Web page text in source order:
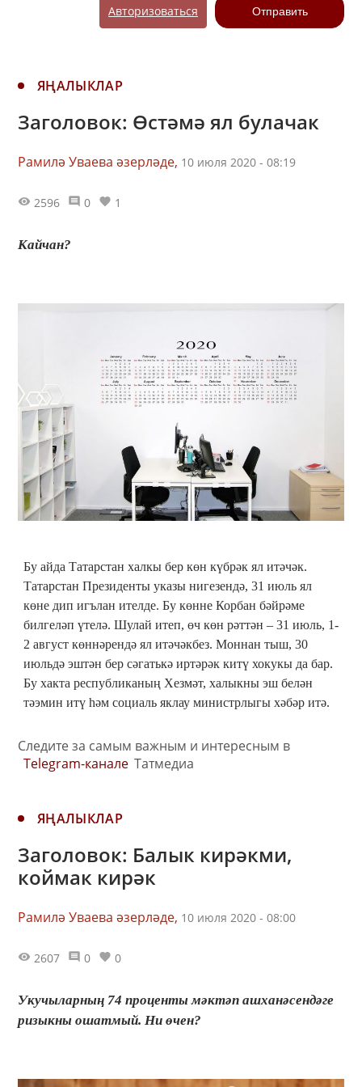
Авторизоваться Отправить
ЯҢАЛЫКЛАР
Заголовок: Өстәмә ял булачак
Рамилә Уваева әзерләде, 10 июля 2020 - 08:19
2596 0 1
Кайчан?
Бу айда Татарстан халкы бер көн күбрәк ял итәчәк.
Татарстан Президенты указы нигезендә, 31 июль ял
көне дип игълан ителде. Бу көнне Корбан бәйрәме
билгеләп үтелә. Шулай итеп, өч көн рәттән – 31 июль, 1-
2 август көннәрендә ял итәчәкбез. Моннан тыш, 30
июльдә эштән бер сәгатькә иртәрәк китү хокукы да бар.
Бу хакта республиканың Хезмәт, халыкны эш белән
тәэмин итү һәм социаль яклау министрлыгы хәбәр итә.
Следите за самым важным и интересным в
Telegram-канале Татмедиа
ЯҢАЛЫКЛАР
Заголовок: Балык кирәкми,
коймак кирәк
Рамилә Уваева әзерләде, 10 июля 2020 - 08:00
2607 0 0
Укучыларның 74 проценты мәктәп ашханәсендәге
ризыкны ошатмый. Ни өчен?